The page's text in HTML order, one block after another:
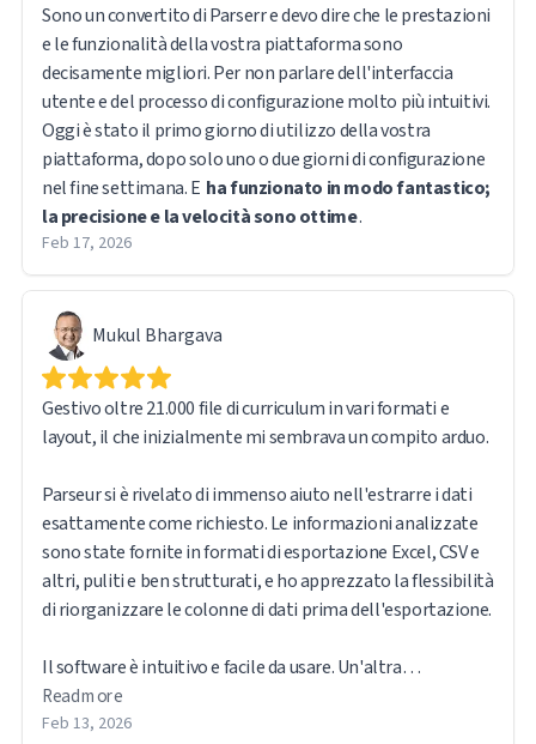
Sono un convertito di Parserr e devo dire che le prestazioni
e le funzionalità della vostra piattaforma sono
decisamente migliori. Per non parlare dell'interfaccia
utente e del processo di configurazione molto più intuitivi.
Oggi è stato il primo giorno di utilizzo della vostra
piattaforma, dopo solo uno o due giorni di configurazione
nel fine settimana. E ha funzionato in modo fantastico;
la precisione e la velocità sono ottime.
Feb 17, 2026
Mukul Bhargava
Gestivo oltre 21.000 file di curriculum in vari formati e
layout, il che inizialmente mi sembrava un compito arduo.
Parseur si è rivelato di immenso aiuto nell'estrarre i dati
esattamente come richiesto. Le informazioni analizzate
sono state fornite in formati di esportazione Excel, CSV e
altri, puliti e ben strutturati, e ho apprezzato la flessibilità
di riorganizzare le colonne di dati prima dell'esportazione.
Il software è intuitivo e facile da usare. Un'altra
caratteristica che ho trovato particolarmente utile è che il
file originale rimane accessibile tramite un collegamento
Read more
Feb 13, 2026